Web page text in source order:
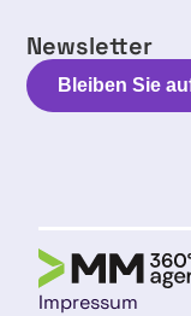
Newsletter
Bleiben Sie
Impressum